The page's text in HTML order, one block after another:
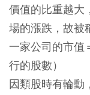
價值的比重越大
場的漲跌，故被
一家公司的市值
行的股數）
因類股時有輪動